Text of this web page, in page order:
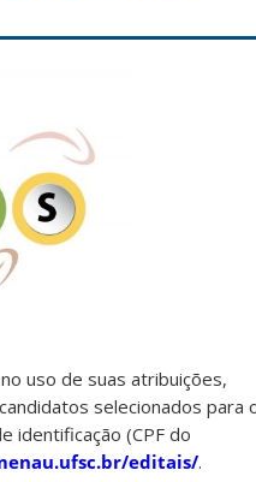
uso de suas atribuições,
selecionados para
identificação (CPF do
editais/.